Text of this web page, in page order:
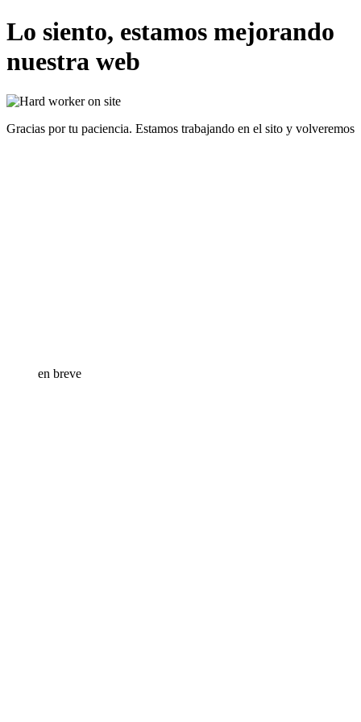
Lo siento, estamos mejorando
nuestra web
Gracias por tu paciencia. Estamos trabajando en el sito y volveremos
en breve